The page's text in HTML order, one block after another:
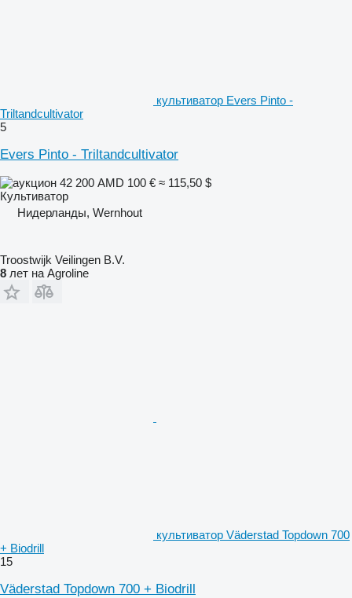
культиватор Evers Pinto -
Triltandcultivator
5
Evers Pinto - Triltandcultivator
42 200 AMD 100 € ≈ 115,50 $
Культиватор
Нидерланды, Wernhout
Troostwijk Veilingen B.V.
8 лет на Agroline
культиватор Väderstad Topdown 700
+ Biodrill
15
Väderstad Topdown 700 + Biodrill